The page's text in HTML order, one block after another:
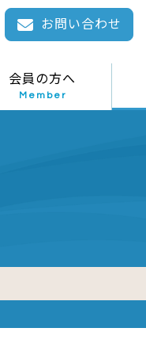
お問い合わせ
会員の方へ
Member